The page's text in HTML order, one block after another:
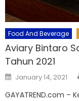
Food And Beverage
Aviary Bintaro
Tahun 2021
Posted
on
January 14, 2021
GAYATREND.com –